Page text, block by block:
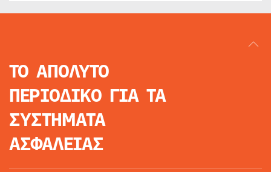
ΤΟ ΑΠΟΛΥΤΟ
ΠΕΡΙΟΔΙΚΟ ΓΙΑ ΤΑ
ΣΥΣΤΗΜΑΤΑ
ΑΣΦΑΛΕΙΑΣ